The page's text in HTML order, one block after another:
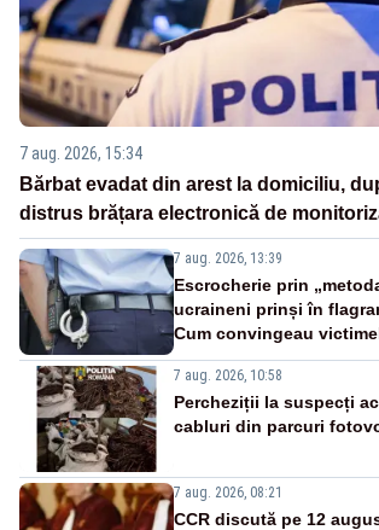
7 aug. 2026, 15:34
Bărbat evadat din arest la domiciliu,
distrus brățara electronică de
7 aug. 2026, 13:39
Escrocherie prin
ucraineni prinși în
Cum convingeau
7 aug. 2026, 10:58
Percheziții la suspecți
cabluri din parcuri
7 aug. 2026, 08:21
CCR discută pe 12